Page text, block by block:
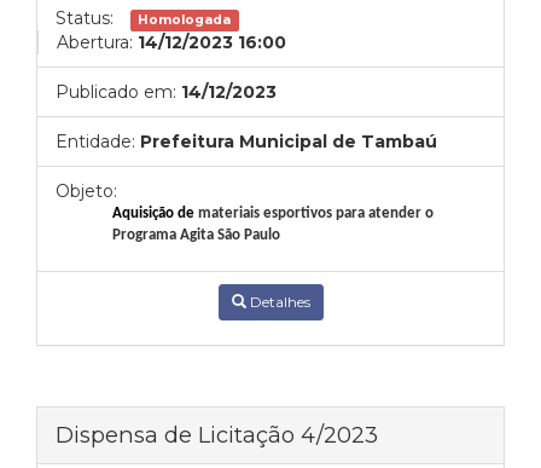
Status: Homologada
Abertura: 14/12/2023 16:00
Publicado em: 14/12/2023
Entidade: Prefeitura Municipal de Tambaú
Objeto:
Aquisição demateriais esportivos para atender o
Programa Agita São Paulo
Detalhes
Dispensa de Licitação 4/2023